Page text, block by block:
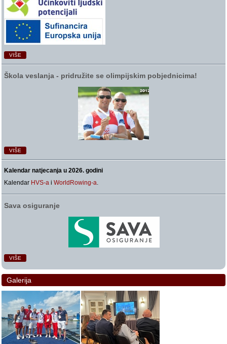
VIŠE
Škola veslanja ‑ pridružite se olimpijskim pobjednicima!
VIŠE
Kalendar natjecanja u 2026. godini
Kalendar HVS-a iWorldRowing-a.
Sava osiguranje
VIŠE
Galerija